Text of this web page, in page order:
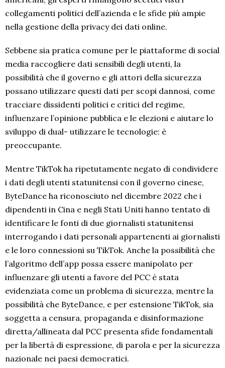
collegamenti politici dell’azienda e le sfide più ampie
nella gestione della privacy dei dati online.
Sebbene sia pratica comune per le piattaforme di social
media raccogliere dati sensibili degli utenti, la
possibilità che il governo e gli attori della sicurezza
possano utilizzare questi dati per scopi dannosi, come
tracciare dissidenti politici e critici del regime,
influenzare l’opinione pubblica e le elezioni e aiutare lo
sviluppo di dual- utilizzare le tecnologie: è
preoccupante.
Mentre TikTok ha ripetutamente negato di condividere
i dati degli utenti statunitensi con il governo cinese,
ByteDance ha riconosciuto nel dicembre 2022 che i
dipendenti in Cina e negli Stati Uniti hanno tentato di
identificare le fonti di due giornalisti statunitensi
interrogando i dati personali appartenenti ai giornalisti
e le loro connessioni su TikTok. Anche la possibilità che
l’algoritmo dell’app possa essere manipolato per
influenzare gli utenti a favore del PCC è stata
evidenziata come un problema di sicurezza, mentre la
possibilità che ByteDance, e per estensione TikTok, sia
soggetta a censura, propaganda e disinformazione
diretta/allineata dal PCC presenta sfide fondamentali
per la libertà di espressione, di parola e per la sicurezza
nazionale nei paesi democratici.